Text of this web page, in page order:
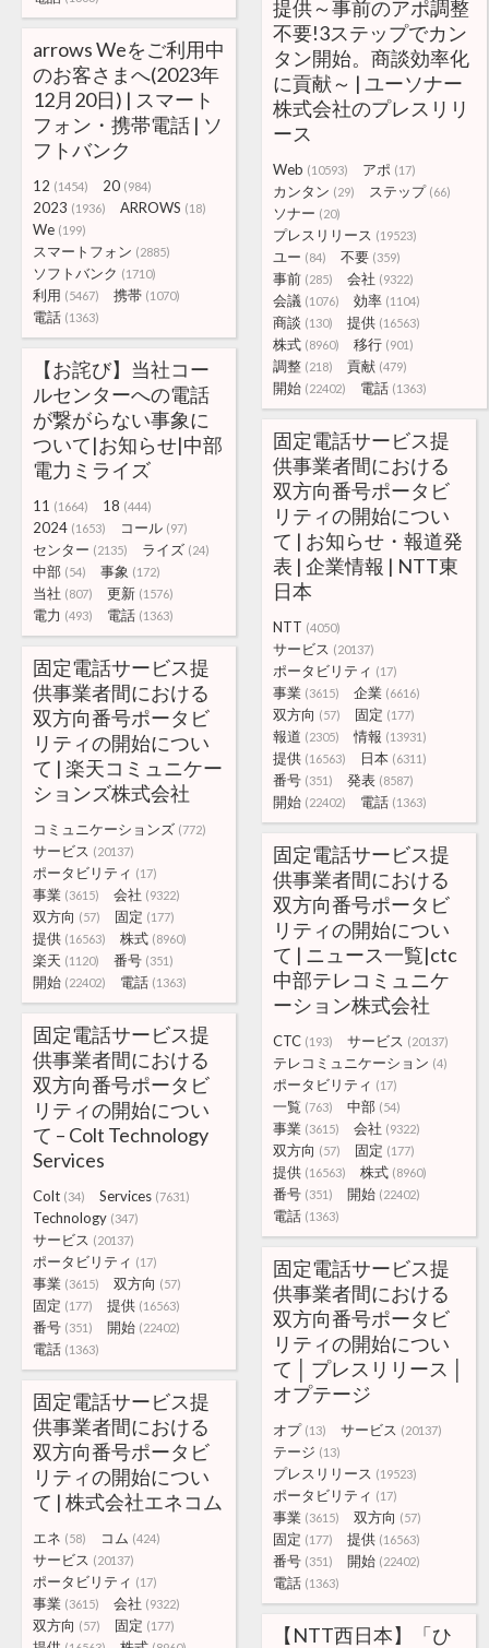
提供～事前のアポ調整
不要!3ステップでカン
タン開始。商談効率化
に貢献～ | ユーソナー
株式会社のプレスリリ
ース
Web (10593) アポ (17)
カンタン (29) ステップ (66)
ソナー (20)
プレスリリース (19523)
ユー (84) 不要 (359)
事前 (285) 会社 (9322)
会議 (1076) 効率 (1104)
商談 (130) 提供 (16563)
株式 (8960) 移行 (901)
調整 (218) 貢献 (479)
開始 (22402) 電話 (1363)
arrows Weをご利用中
のお客さまへ(2023年
12月20日) | スマート
フォン・携帯電話 | ソ
フトバンク
12 (1454) 20 (984)
2023 (1936) ARROWS (18)
We (199)
スマートフォン (2885)
ソフトバンク (1710)
利用 (5467) 携帯 (1070)
電話 (1363)
【お詫び】当社コー
ルセンターへの電話
が繋がらない事象に
ついて|お知らせ|中部
電力ミライズ
11 (1664) 18 (444)
2024 (1653) コール (97)
センター (2135) ライズ (24)
中部 (54) 事象 (172)
当社 (807) 更新 (1576)
電力 (493) 電話 (1363)
固定電話サービス提
供事業者間における
双方向番号ポータビ
リティの開始につい
て | お知らせ・報道発
表 | 企業情報 | NTT東
日本
NTT (4050)
サービス (20137)
ポータビリティ (17)
事業 (3615) 企業 (6616)
双方向 (57) 固定 (177)
報道 (2305) 情報 (13931)
提供 (16563) 日本 (6311)
番号 (351) 発表 (8587)
開始 (22402) 電話 (1363)
固定電話サービス提
供事業者間における
双方向番号ポータビ
リティの開始につい
て | 楽天コミュニケー
ションズ株式会社
コミュニケーションズ (772)
サービス (20137)
ポータビリティ (17)
事業 (3615) 会社 (9322)
双方向 (57) 固定 (177)
提供 (16563) 株式 (8960)
楽天 (1120) 番号 (351)
開始 (22402) 電話 (1363)
固定電話サービス提
供事業者間における
双方向番号ポータビ
リティの開始につい
て | ニュース一覧|ctc
中部テレコミュニケ
ーション株式会社
CTC (193) サービス (20137)
テレコミュニケーション (4)
ポータビリティ (17)
一覧 (763) 中部 (54)
事業 (3615) 会社 (9322)
双方向 (57) 固定 (177)
提供 (16563) 株式 (8960)
番号 (351) 開始 (22402)
電話 (1363)
固定電話サービス提
供事業者間における
双方向番号ポータビ
リティの開始につい
て – Colt Technology
Services
Colt (34) Services (7631)
Technology (347)
サービス (20137)
ポータビリティ (17)
事業 (3615) 双方向 (57)
固定 (177) 提供 (16563)
番号 (351) 開始 (22402)
電話 (1363)
固定電話サービス提
供事業者間における
双方向番号ポータビ
リティの開始につい
て │ プレスリリース │
オプテージ
オプ (13) サービス (20137)
テージ (13)
プレスリリース (19523)
ポータビリティ (17)
事業 (3615) 双方向 (57)
固定 (177) 提供 (16563)
番号 (351) 開始 (22402)
電話 (1363)
固定電話サービス提
供事業者間における
双方向番号ポータビ
リティの開始につい
て | 株式会社エネコム
エネ (58) コム (424)
サービス (20137)
ポータビリティ (17)
事業 (3615) 会社 (9322)
双方向 (57) 固定 (177)
【NTT西日本】「ひ